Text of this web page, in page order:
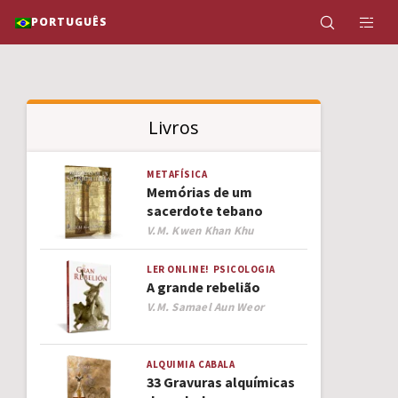
PORTUGUÊS
Livros
METAFÍSICA
Memórias de um
sacerdote tebano
Author
V.M. Kwen Khan Khu
LER ONLINE! PSICOLOGIA
A grande rebelião
Author
V.M. Samael Aun Weor
ALQUIMIA CABALA
33 Gravuras alquímicas